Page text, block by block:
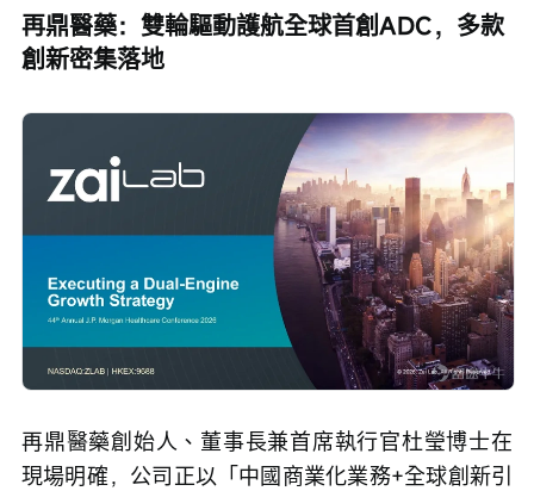
再鼎醫藥：雙輪驅動護航全球首創ADC，多款
創新密集落地
再鼎醫藥創始人、董事長兼首席執行官杜瑩博士在
現場明確，公司正以「中國商業化業務+全球創新引